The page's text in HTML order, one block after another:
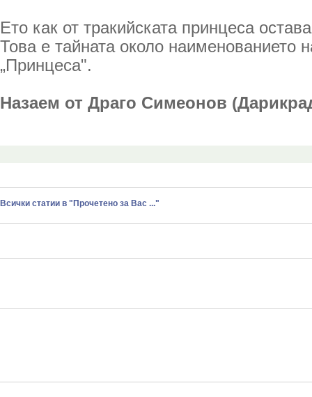
Ето как от тракийската принцеса
Това е тайната около наименованието
„Принцеса".
Назаем от Драго Симеонов
Всички статии в "Прочетено за Вас ..."